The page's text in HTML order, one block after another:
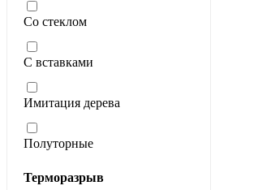
Со стеклом
С вставками
Имитация дерева
Полуторные
Терморазрыв